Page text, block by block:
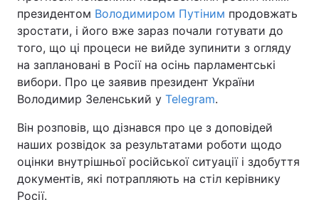
Світ
Спорт Наука
Техно і зв'язок Лайт
Здоров'я Туризм
Цікавинки Погода
президентом Володимиром Путіним продовжать
зростати, і його вже зараз почали готувати до
того, що ці процеси не вийде зупинити з огляду
на заплановані в Росії на осінь парламентські
вибори. Про це заявив президент України
Володимир Зеленський у Telegram.
Він розповів, що дізнався про це з доповідей
наших розвідок за результатами роботи щодо
оцінки внутрішньої російської ситуації і здобуття
документів, які потрапляють на стіл керівнику
Росії.